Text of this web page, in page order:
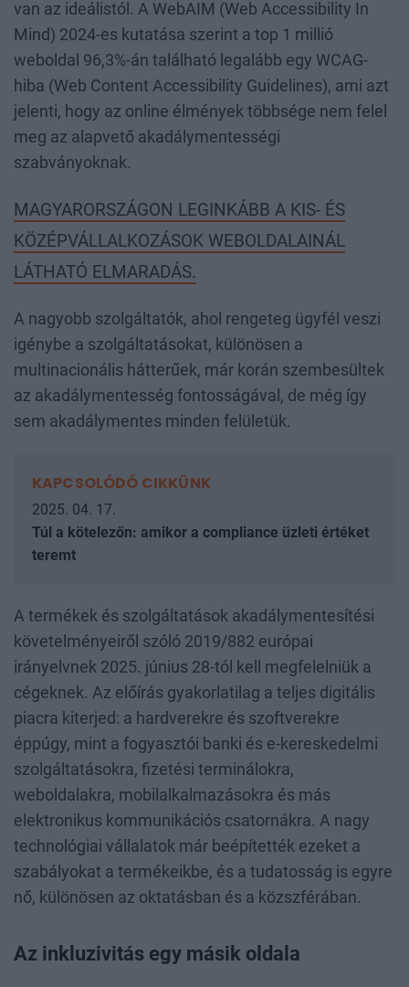
van az ideálistól. A WebAIM (Web Accessibility In
Mind) 2024-es kutatása szerint a top 1 millió
weboldal 96,3%-án található legalább egy WCAG-
hiba (Web Content Accessibility Guidelines), ami azt
jelenti, hogy az online élmények többsége nem felel
meg az alapvető akadálymentességi
szabványoknak.
MAGYARORSZÁGON LEGINKÁBB A KIS- ÉS
KÖZÉPVÁLLALKOZÁSOK WEBOLDALAINÁL
LÁTHATÓ ELMARADÁS.
A nagyobb szolgáltatók, ahol rengeteg ügyfél veszi
igénybe a szolgáltatásokat, különösen a
multinacionális hátterűek, már korán szembesültek
az akadálymentesség fontosságával, de még így
sem akadálymentes minden felületük.
KAPCSOLÓDÓ CIKKÜNK
2025. 04. 17.
Túl a kötelezőn: amikor a compliance üzleti értéket
teremt
A termékek és szolgáltatások akadálymentesítési
követelményeiről szóló 2019/882 európai
irányelvnek 2025. június 28-tól kell megfelelniük a
cégeknek. Az előírás gyakorlatilag a teljes digitális
piacra kiterjed: a hardverekre és szoftverekre
éppúgy, mint a fogyasztói banki és e-kereskedelmi
szolgáltatásokra, fizetési terminálokra,
weboldalakra, mobilalkalmazásokra és más
elektronikus kommunikációs csatornákra. A nagy
technológiai vállalatok már beépítették ezeket a
szabályokat a termékeikbe, és a tudatosság is egyre
nő, különösen az oktatásban és a közszférában.
Az inkluzivitás egy másik oldala